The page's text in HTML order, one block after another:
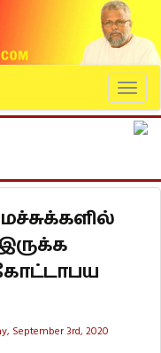
September 3rd, 2020